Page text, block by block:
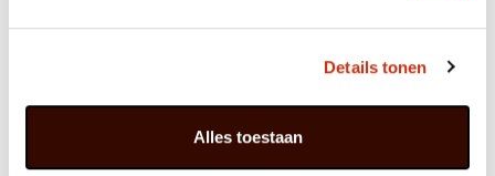
Details tonen
Alles toestaan
ORGANISATIE NIEUWS